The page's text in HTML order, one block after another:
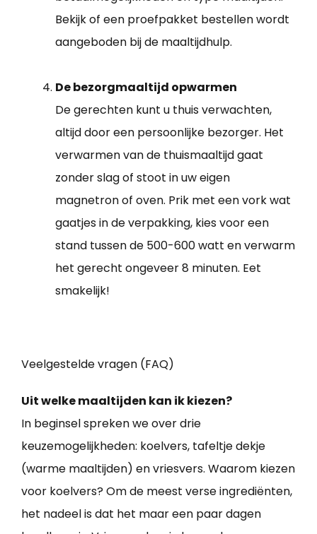
Bekijk of een proefpakket bestellen wordt
aangeboden bij de maaltijdhulp.
De bezorgmaaltijd opwarmen
De gerechten kunt u thuis verwachten,
altijd door een persoonlijke bezorger. Het
verwarmen van de thuismaaltijd gaat
zonder slag of stoot in uw eigen
magnetron of oven. Prik met een vork wat
gaatjes in de verpakking, kies voor een
stand tussen de 500-600 watt en verwarm
het gerecht ongeveer 8 minuten. Eet
smakelijk!
Veelgestelde vragen (FAQ)
Uit welke maaltijden kan ik kiezen?
In beginsel spreken we over drie
keuzemogelijkheden: koelvers, tafeltje dekje
(warme maaltijden) en vriesvers. Waarom kiezen
voor koelvers? Om de meest verse ingrediënten,
het nadeel is dat het maar een paar dagen